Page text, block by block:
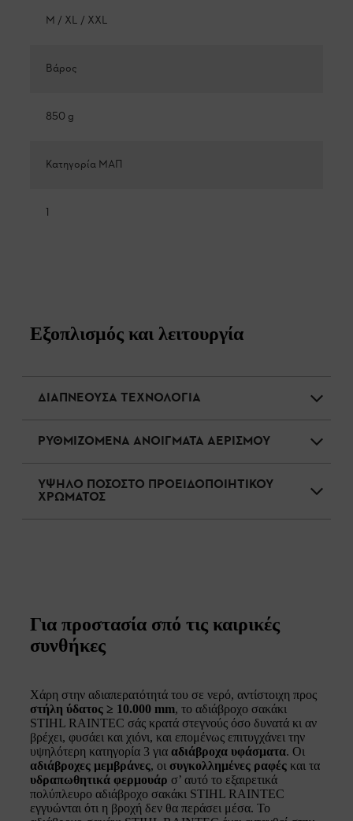
M / XL / XXL
Βάρος
850 g
Κατηγορία ΜΑΠ
1
Εξοπλισμός και λειτουργία
ΔΙΑΠΝΕΟΥΣΑ ΤΕΧΝΟΛΟΓΙΑ
ΡΥΘΜΙΖΟΜΕΝΑ ΑΝΟΙΓΜΑΤΑ ΑΕΡΙΣΜΟΥ
ΥΨΗΛΟ ΠΟΣΟΣΤΟ ΠΡΟΕΙΔΟΠΟΙΗΤΙΚΟΥ
ΧΡΩΜΑΤΟΣ
Για προστασία σπό τις καιρικές
συνθήκες
Χάρη στην αδιαπερατότητά του σε νερό, αντίστοιχη προς
στήλη ύδατος ≥ 10.000 mm, το αδιάβροχο σακάκι
STIHL RAINTEC σάς κρατά στεγνούς όσο δυνατά κι αν
βρέχει, φυσάει και χιόνι, και επομένως επιτυγχάνει την
υψηλότερη κατηγορία 3 για αδιάβροχα υφάσματα. Οι
αδιάβροχες μεμβράνες, οι συγκολλημένες ραφές και τα
υδραπωθητικά φερμουάρ σ’ αυτό το εξαιρετικά
πολύπλευρο αδιάβροχο σακάκι STIHL RAINTEC
εγγυώνται ότι η βροχή δεν θα περάσει μέσα. Το